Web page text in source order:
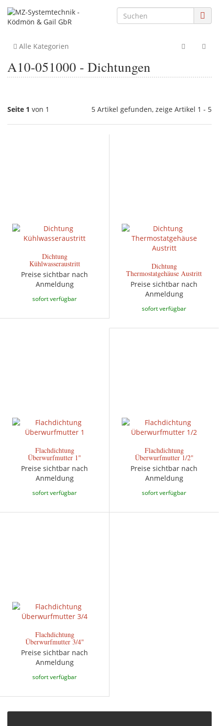
Alle Kategorien
A10-051000 - Dichtungen
Seite 1 von 1 5 Artikel gefunden, zeige Artikel 1 - 5
Dichtung
Kühlwasseraustritt
Preise sichtbar nach
Anmeldung
sofort verfügbar
Dichtung
Thermostatgehäuse Austritt
Preise sichtbar nach
Anmeldung
sofort verfügbar
Flachdichtung
Überwurfmutter 1"
Preise sichtbar nach
Anmeldung
sofort verfügbar
Flachdichtung
Überwurfmutter 1/2"
Preise sichtbar nach
Anmeldung
sofort verfügbar
Flachdichtung
Überwurfmutter 3/4"
Preise sichtbar nach
Anmeldung
sofort verfügbar